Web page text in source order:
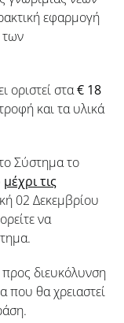
εφαρμογή
των
οριστεί στα€ 18
και τα υλικά
Σύστημα το
μέχρι τις
02 Δεκεμβρίου
να
προς διευκόλυνση
που θα χρειαστεί